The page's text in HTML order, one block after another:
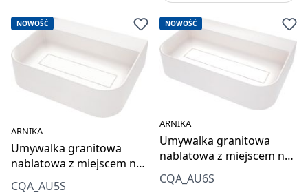
NOWOŚĆ
ARNIKA
Umywalka granitowa
nablatowa z miejscem na
baterię - z maskownicą
CQA_AU5S
NOWOŚĆ
ARNIKA
Umywalka granitowa
nablatowa z miejscem na
baterię - z maskownicą
CQA_AU6S